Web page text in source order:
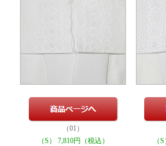
（01）
（S） 7,810円（税込）
（